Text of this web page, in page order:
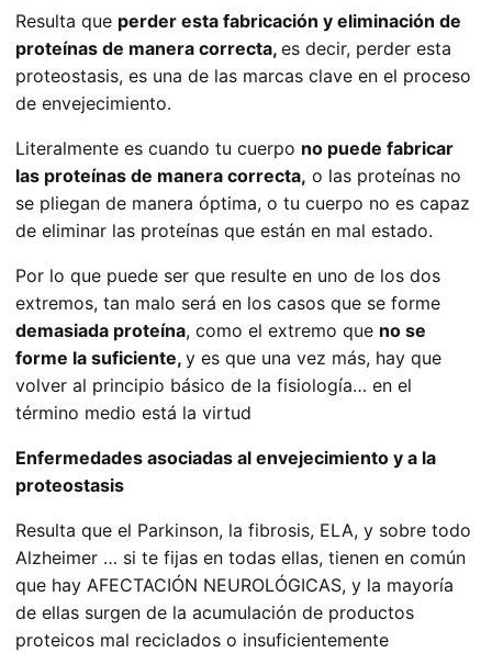
Resulta que perder esta fabricación y eliminación de
proteínas de manera correcta, es decir, perder esta
proteostasis, es una de las marcas clave en el proceso
de envejecimiento.
Literalmente es cuando tu cuerpo no puede fabricar
las proteínas de manera correcta, o las proteínas no
se pliegan de manera óptima, o tu cuerpo no es capaz
de eliminar las proteínas que están en mal estado.
Por lo que puede ser que resulte en uno de los dos
extremos, tan malo será en los casos que se forme
demasiada proteína, como el extremo que no se
forme la suficiente, y es que una vez más, hay que
volver al principio básico de la fisiología… en el
término medio está la virtud
Enfermedades asociadas al envejecimiento y a la
proteostasis
Resulta que el Parkinson, la fibrosis, ELA, y sobre todo
Alzheimer … si te fijas en todas ellas, tienen en común
que hay AFECTACIÓN NEUROLÓGICAS, y la mayoría
de ellas surgen de la acumulación de productos
proteicos mal reciclados o insuficientemente